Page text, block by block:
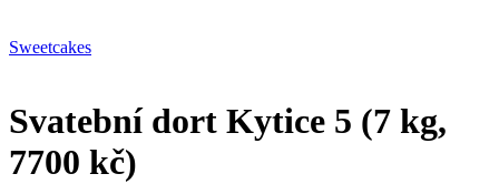
Sweetcakes
Svatební dort Kytice 5 (7 kg,
7700 kč)